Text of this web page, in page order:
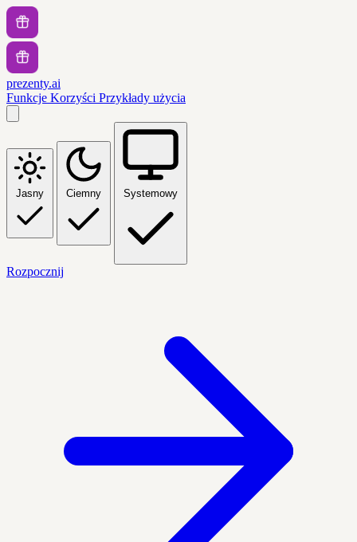
prezenty.ai
Funkcje Korzyści Przykłady użycia
Jasny Ciemny Systemowy
Rozpocznij